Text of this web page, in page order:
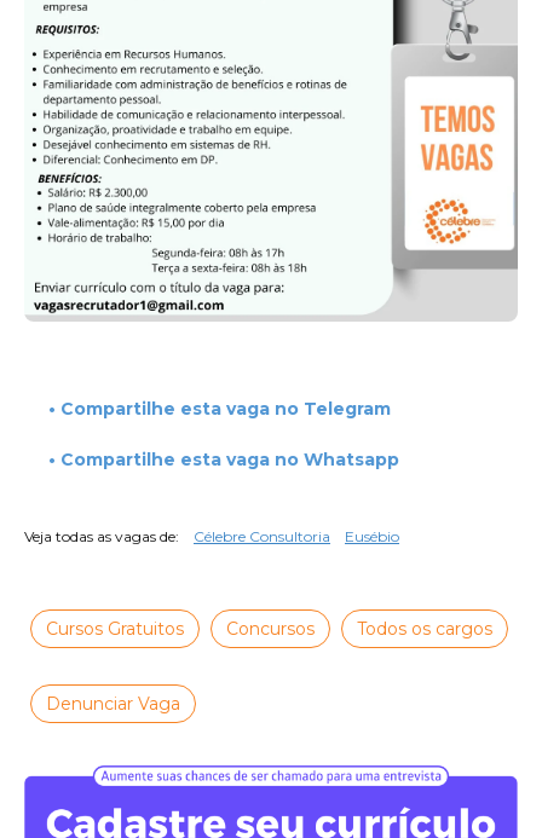
• Compartilhe esta vaga no Telegram
• Compartilhe esta vaga no Whatsapp
Veja todas as vagas de: Célebre Consultoria Eusébio
Cursos Gratuitos Concursos Todos os cargos
Denunciar Vaga